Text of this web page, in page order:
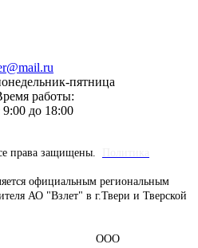
пятница
работы:
9:00 до 18:00
защищены.
официальным региональным
АО "Взлет" в г.Твери и Тверской